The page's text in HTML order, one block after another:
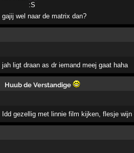
gajij wel naar de matrix dan?
jah ligt draan as dr iemand meej gaat haha
Huub de Verstandige
Idd gezellig met linnie film kijken, flesje